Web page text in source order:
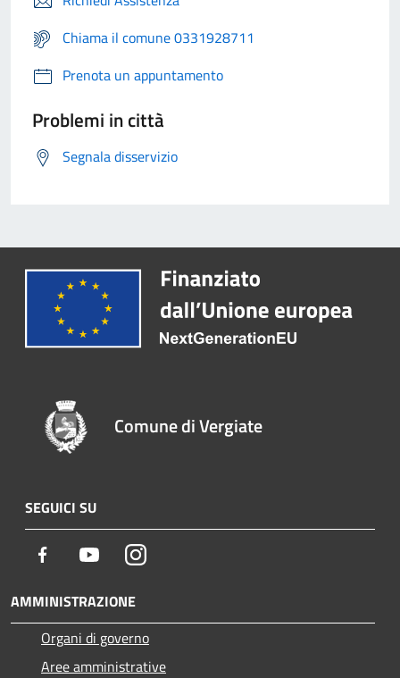
Chiama il comune 0331928711
Prenota un appuntamento
Problemi in città
Segnala disservizio
Comune di Vergiate
SEGUICI SU
Facebook YoutubeInstagram
AMMINISTRAZIONE
Organi di governo
Aree amministrative